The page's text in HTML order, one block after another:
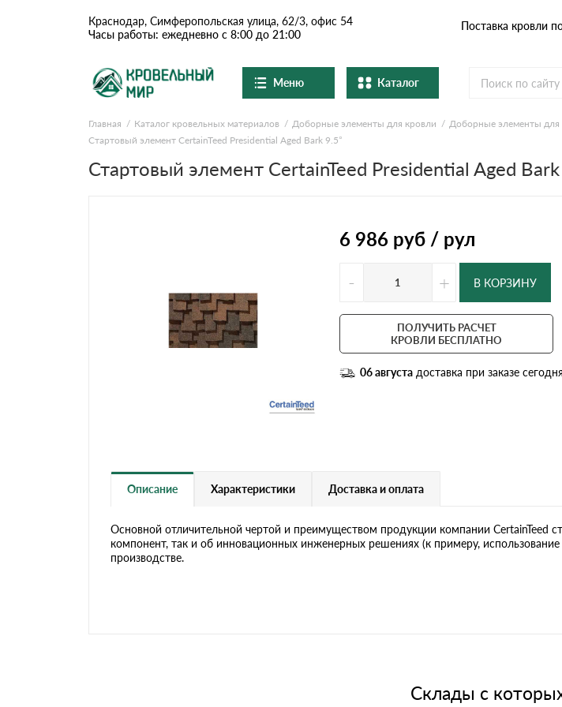
Поставка кровли
Краснодар, Симферопольская улица, 62/3, офис 54
Часы работы: ежедневно с 8:00 до 21:00
Меню
О компании
Доставка и оплата
Вопросы-ответы
Акции
Каталог
Ондулин и шифер Металлочерепица
Цементно-песчаная черепица
Натуральная
черепица
Ондулин
Черепица Ондулин Ондулин
Главная Каталог кровельных материалов Доборные элементы для кровли Доборные элементы для
Стартовый элемент CertainTeed Presidential Aged Bark 9.5°
Стартовый элемент CertainTeed Presidential Aged Bark
6 986 руб / рул
- + В КОРЗИНУ
ПОЛУЧИТЬ РАСЧЕТ
КРОВЛИ БЕСПЛАТНО
06 августа доставка при заказе сегодня
Описание Характеристики Доставка и оплата
Основной отличительной чертой и преимуществом продукции компании CertainTeed
компонент, так и об инновационных инженерных решениях (к примеру,
производстве.
Склады с